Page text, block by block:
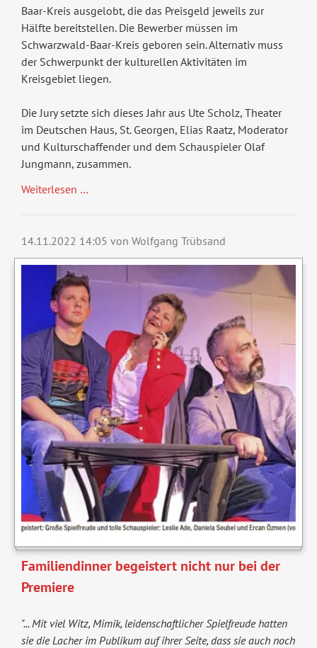
Baar-Kreis ausgelobt, die das Preisgeld jeweils zur
Hälfte bereitstellen. Die Bewerber müssen im
Schwarzwald-Baar-Kreis geboren sein. Alternativ muss
der Schwerpunkt der kulturellen Aktivitäten im
Kreisgebiet liegen.
Die Jury setzte sich dieses Jahr aus Ute Scholz, Theater
im Deutschen Haus, St. Georgen, Elias Raatz, Moderator
und Kulturschaffender und dem Schauspieler Olaf
Jungmann, zusammen.
Weiterlesen …
14.11.2022 14:05 von Wolfgang Trübsand
Familiendinner begeistert nicht nur bei der
Premiere
"... Mit viel Witz, Mimik, leidenschaftlicher Spielfreude hatten
sie die Lacher im Publikum auf ihrer Seite, dass sie auch noch